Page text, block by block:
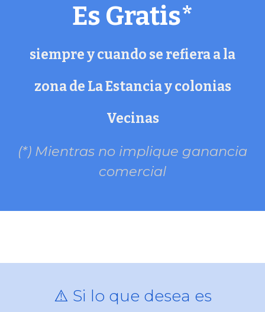
Es Gratis*
siempre y cuando se refiera a la
zona de La Estancia y colonias
Vecinas
(*) Mientras no implique ganancia
comercial
⚠️ Si lo que desea es